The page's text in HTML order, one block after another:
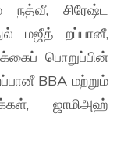
நத்வீ, சிரேஷ்ட
மஜீத் றப்பானீ,
பொறுப்பின்
BBA மற்றும்
ஜாமிஅஹ்